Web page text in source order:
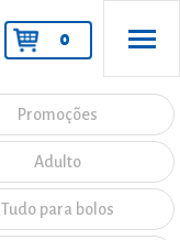
0
Promoções
Adulto
Tudo para bolos